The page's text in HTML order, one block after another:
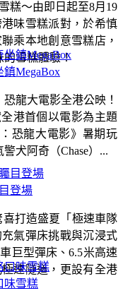
糕～由即日起至8月19
味雪糕派對，於希慎
乘本地創意雪糕店，
的雪糕體驗！
登場
喜打造盛夏「極速車隊
氣彈床挑戰與沉浸式
巨型彈床、6.5米高速
速隧道，更設有全港
鎮MegaBox
龍大電影全港公映！
港首個以電影為主題
恐龍大電影》暑期玩
犬阿奇（Chase）...
味雪糕